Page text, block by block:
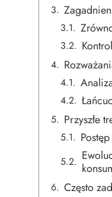
Przyszłe
Często